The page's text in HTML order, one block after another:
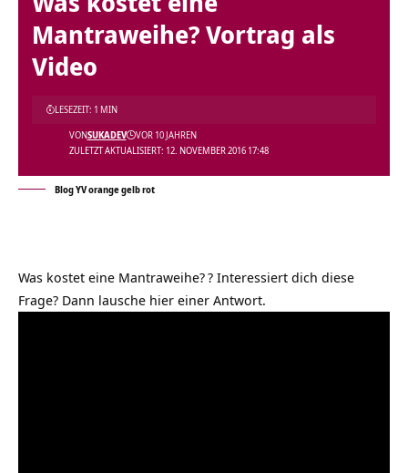
Mantraweihe? Vortrag als
Video
ZULETZT AKTUALISIERT: 12. NOVEMBER 2016 17:48
VONSUKADEV VOR 10 JAHREN
LESEZEIT: 1 MIN
Blog YV orange gelb rot
Was kostet eine Mantraweihe?? Interessiert dich diese
Frage? Dann lausche hier einer Antwort.